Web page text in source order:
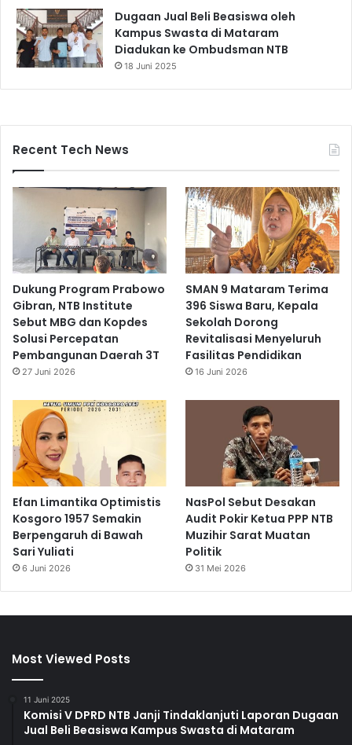
Dugaan Jual Beli Beasiswa oleh
Kampus Swasta di Mataram
Diadukan ke Ombudsman NTB
18 Juni 2025
Recent Tech News
Dukung Program Prabowo
Gibran, NTB Institute
Sebut MBG dan Kopdes
Solusi Percepatan
Pembangunan Daerah 3T
27 Juni 2026
SMAN 9 Mataram Terima
396 Siswa Baru, Kepala
Sekolah Dorong
Revitalisasi Menyeluruh
Fasilitas Pendidikan
16 Juni 2026
Efan Limantika Optimistis
Kosgoro 1957 Semakin
Berpengaruh di Bawah
Sari Yuliati
6 Juni 2026
NasPol Sebut Desakan
Audit Pokir Ketua PPP NTB
Muzihir Sarat Muatan
Politik
31 Mei 2026
Most Viewed Posts
11 Juni 2025
Komisi V DPRD NTB Janji Tindaklanjuti Laporan Dugaan
Jual Beli Beasiswa Kampus Swasta di Mataram